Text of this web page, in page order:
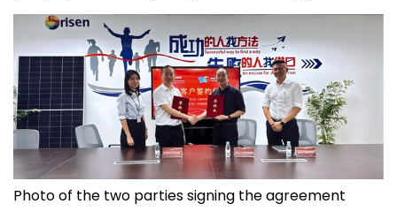
Photo of the two parties signing the agreement